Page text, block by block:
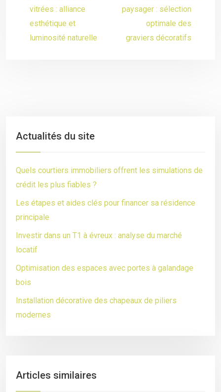
vitrées : alliance
esthétique et
luminosité naturelle
paysager : sélection
optimale des
graviers décoratifs
Actualités du site
Quels courtiers immobiliers offrent les simulations de
crédit les plus fiables ?
Les étapes et aides clés pour financer sa résidence
principale
Investir dans un T1 à évreux : analyse du marché
locatif
Optimisation des espaces avec portes à galandage
bois
Installation décorative des chapeaux de piliers
modernes
Articles similaires